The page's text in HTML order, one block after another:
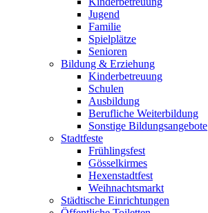
Jugend
Familie
Spielplätze
Senioren
Bildung & Erziehung
Kinderbetreuung
Schulen
Ausbildung
Berufliche Weiterbildung
Sonstige Bildungsangebote
Stadtfeste
Frühlingsfest
Gösselkirmes
Hexenstadtfest
Weihnachtsmarkt
Städtische Einrichtungen